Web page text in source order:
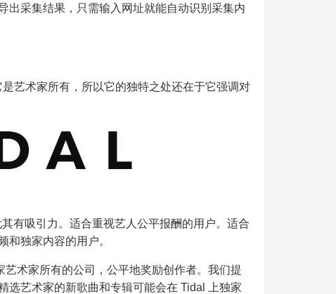
出采集结果，只需输入网址就能自动识别采集内
艺术家所有，所以它的独特之处还在于它强调对
有吸引力。适合重视艺人公平报酬的用户。适合
和独家内容的用户。
术家所有的公司，公平地奖励创作者。我们提
选艺术家的新歌曲和专辑可能会在 Tidal 上独家